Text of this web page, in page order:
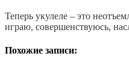
Теперь укулеле – это
играю, совершенствуюсь,
Похожие записи: